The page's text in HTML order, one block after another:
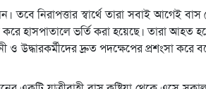
তবে নিরাপত্তার স্বার্থে তারা সবাই আগেই
হাসপাতালে ভর্তি করা হয়েছে। তারা আহত
ও উদ্ধারকর্মীদের দ্রুত পদক্ষেপের প্রশংসা